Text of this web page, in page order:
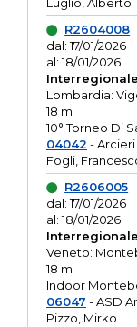
R2604008
dal: 17/01/2026
al: 18/01/2026
Interregionale
Lombardia:
18 m
10° Torneo Di
04042 -
Fogli,
R2606005
dal: 17/01/2026
al: 18/01/2026
Interregionale
Veneto:
18 m
Indoor
06047 - ASD
Pizzo, Mirko